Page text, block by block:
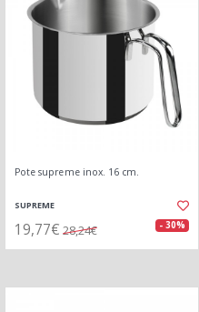
Pote supreme inox. 16 cm.
SUPREME
19,77€ 28,24€ - 30%